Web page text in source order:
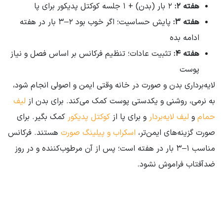
هفته ۲:
هفته ۳:
پایش حساسیت؛ اگر خوب بود ۲–۳ بار در هفته
ادامه بده
هفته ۴:
تثبیت عادات؛ تنظیم فرکانس بر اساس فصل و نیاز
پوست
لایه‌برداری بدن و صورت در خانه وقتی ایمن و اصولی انجام شود،
به نرمی، روشنی و یکدستی پوست کمک می‌کند. برای بدن از لیف
حمام و لیف لایه‌بردار و برای پا از کوکتل پدیکور کمک بگیر. برای
صورت گزینه‌های ایمن‌تر، اسکراب و پیلینگ صورت هستند. فرکانس
مناسب ۱–۳ بار در هفته است؛ پس از آن مرطوب‌کننده و در روز
ضدآفتاب فراموش نشود.